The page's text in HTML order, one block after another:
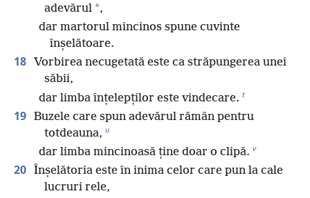
adevărul *,
dar martorul mincinos spune cuvinte
înșelătoare.
18
Vorbirea necugetată este ca străpungerea unei
săbii,
dar limba înțelepților este vindecare. t
19 Buzele care spun adevărul rămân pentru
totdeauna, u
dar limba mincinoasă ține doar o clipă. v
20 Înșelătoria este în inima celor care pun la cale
lucruri rele,